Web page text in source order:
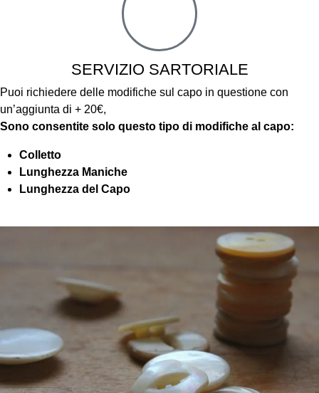
SERVIZIO SARTORIALE
Puoi richiedere delle modifiche sul capo in questione con
un’aggiunta di + 20€,
Sono consentite solo questo tipo di modifiche al capo:
Colletto
Lunghezza Maniche
Lunghezza del Capo